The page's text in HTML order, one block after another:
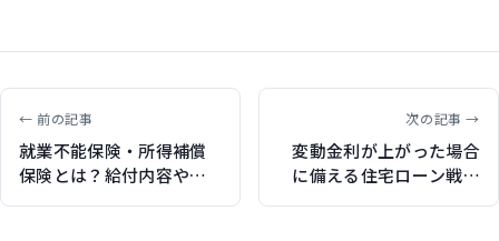
← 前の記事
就業不能保険・所得補償
保険とは？給付内容や受
次の記事 →
変動金利が上がった場合
に備える住宅ローン戦略